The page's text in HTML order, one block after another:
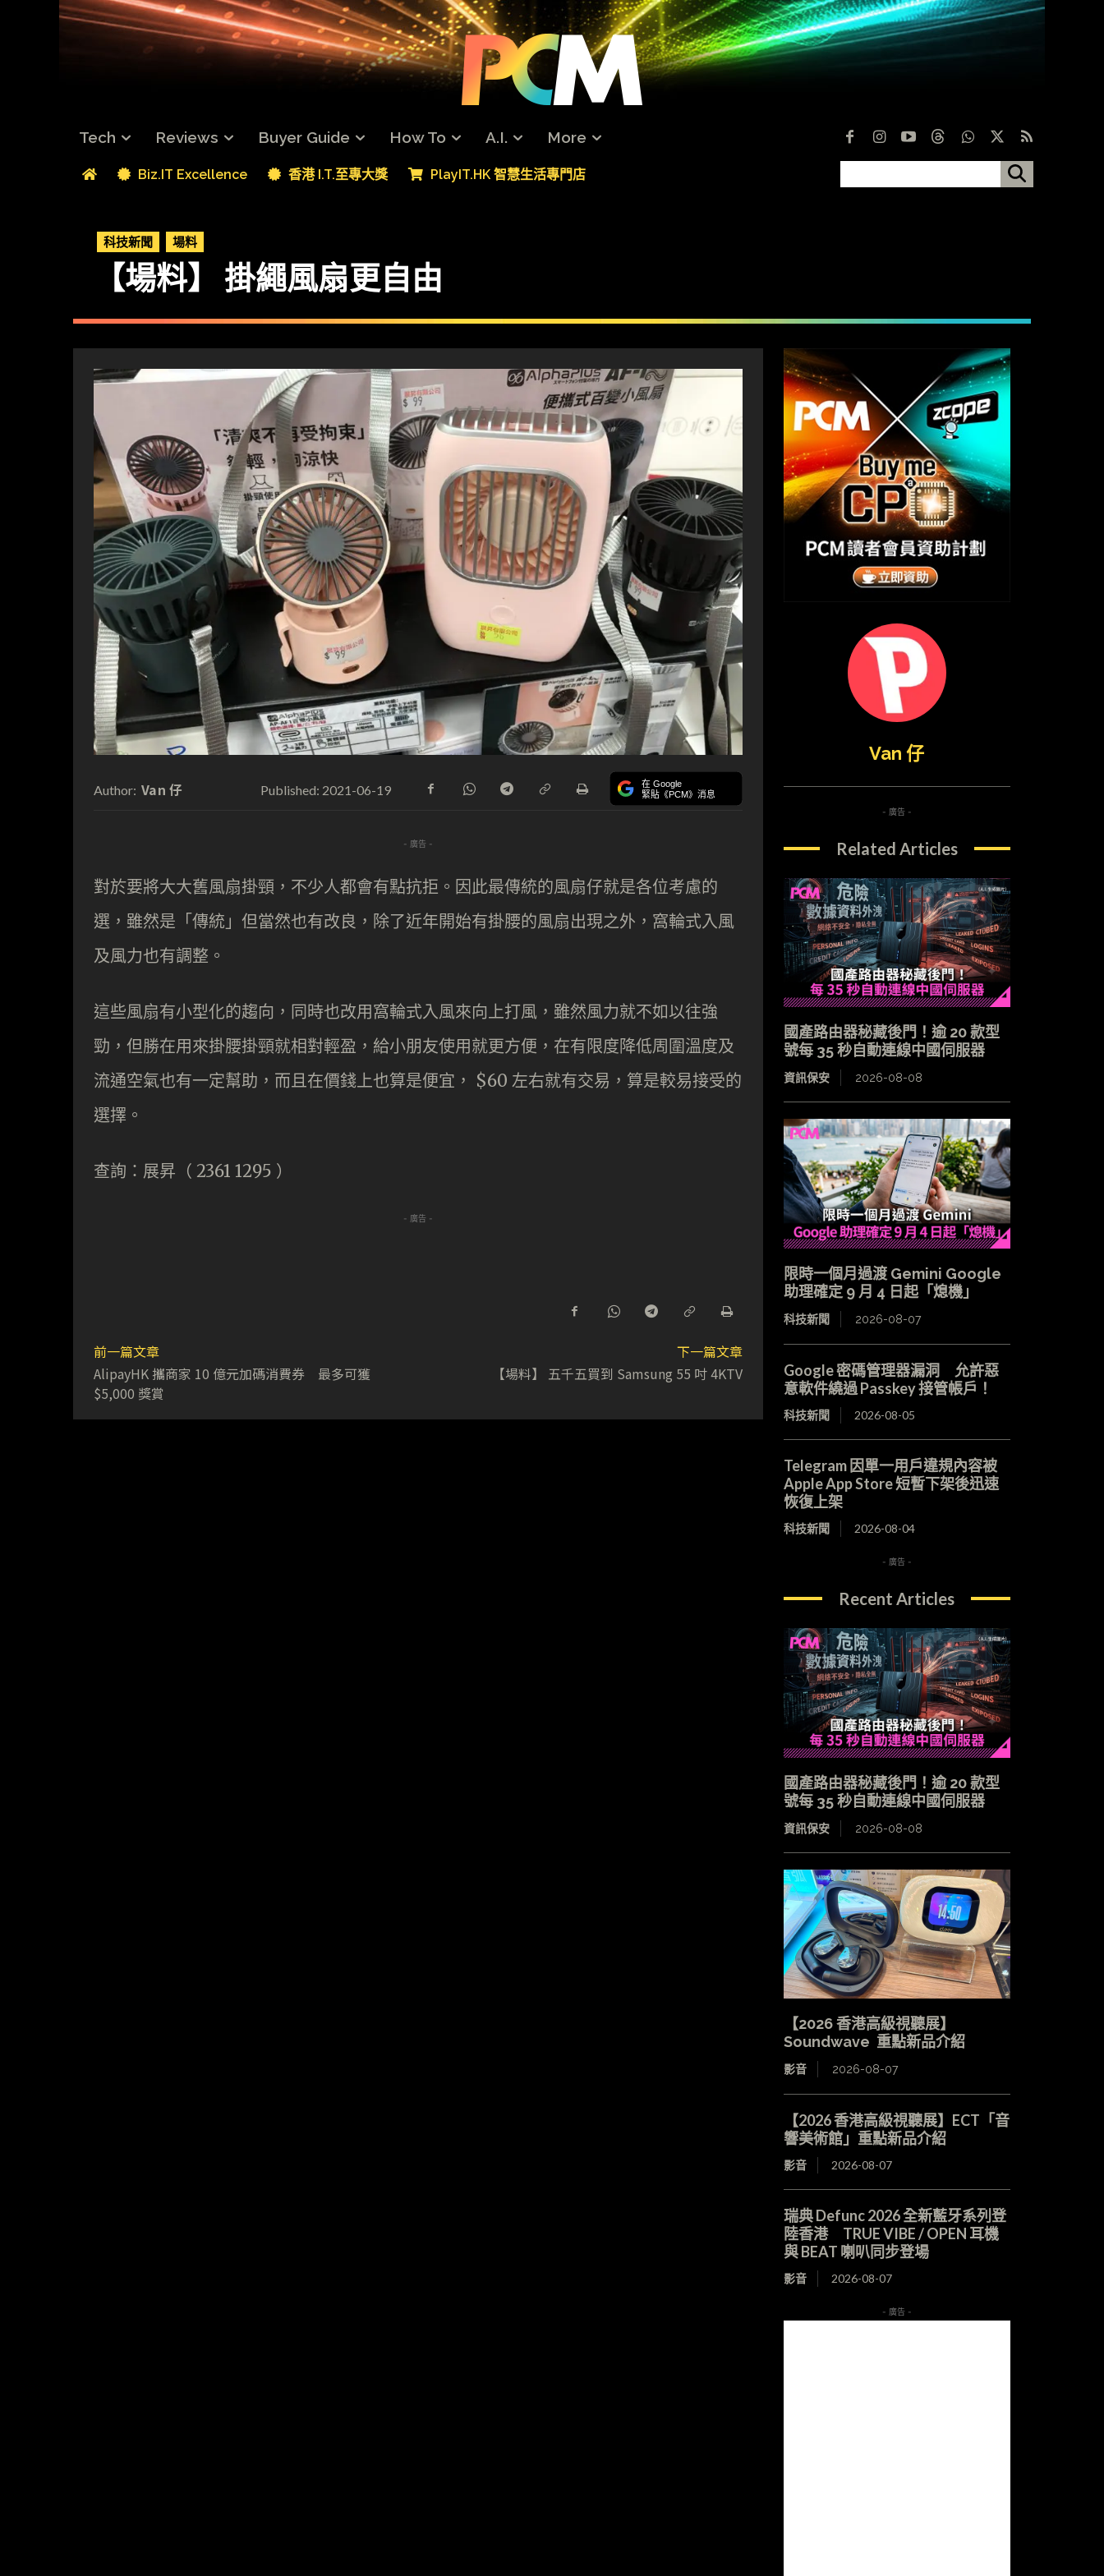
Tech Reviews Buyer Guide How To A.I. More
Biz.IT Excellence 香港 I.T.至專大獎 PlayIT.HK 智慧生活專門店
科技新聞 場料
【場料】 掛繩風扇更自由
Author: Van 仔 Published: 2021-06-19 在 Google
緊貼《PCM》消息
- 廣告 -
對於要將大大舊風扇掛頸，不少人都會有點抗拒。因此最傳統的風扇仔就是各位考慮的
選，雖然是「傳統」但當然也有改良，除了近年開始有掛腰的風扇出現之外，窩輪式入風
及風力也有調整。
這些風扇有小型化的趨向，同時也改用窩輪式入風來向上打風，雖然風力就不如以往強
勁，但勝在用來掛腰掛頸就相對輕盈，給小朋友使用就更方便，在有限度降低周圍溫度及
流通空氣也有一定幫助，而且在價錢上也算是便宜， $60 左右就有交易，算是較易接受的
選擇。
查詢：展昇（ 2361 1295 ）
- 廣告 -
前一篇文章
AlipayHK 攜商家 10 億元加碼消費券 最多可獲
$5,000 獎賞
下一篇文章
【場料】 五千五買到 Samsung 55 吋 4KTV
Van 仔
- 廣告 -
Related Articles
國產路由器秘藏後門！逾 20 款型
號每 35 秒自動連線中國伺服器
資訊保安 2026-08-08
限時一個月過渡 Gemini Google
助理確定 9 月 4 日起「熄機」
科技新聞 2026-08-07
Google 密碼管理器漏洞 允許惡
意軟件繞過 Passkey 接管帳戶！
科技新聞 2026-08-05
Telegram 因單一用戶違規內容被
Apple App Store 短暫下架後迅速
恢復上架
科技新聞 2026-08-04
- 廣告 -
Recent Articles
國產路由器秘藏後門！逾 20 款型
號每 35 秒自動連線中國伺服器
資訊保安 2026-08-08
【2026 香港高級視聽展】
Soundwave 重點新品介紹
影音 2026-08-07
【2026 香港高級視聽展】ECT「音
響美術館」重點新品介紹
影音 2026-08-07
瑞典 Defunc 2026 全新藍牙系列登
陸香港 TRUE VIBE / OPEN 耳機
與 BEAT 喇叭同步登場
影音 2026-08-07
- 廣告 -